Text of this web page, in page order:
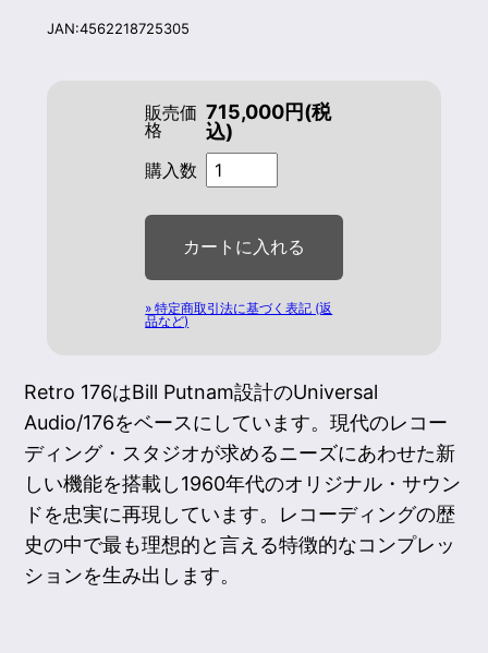
JAN:4562218725305
販売価
格
715,000円(税
込)
購入数
» 特定商取引法に基づく表記 (返
品など)
Retro 176はBill Putnam設計のUniversal
Audio/176をベースにしています。現代のレコー
ディング・スタジオが求めるニーズにあわせた新
しい機能を搭載し1960年代のオリジナル・サウン
ドを忠実に再現しています。レコーディングの歴
史の中で最も理想的と言える特徴的なコンプレッ
ションを生み出します。